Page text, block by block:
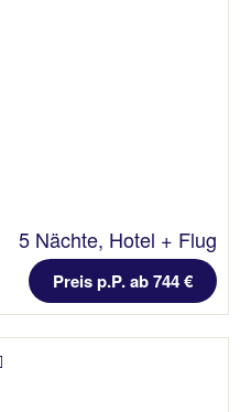
5 Nächte, Hotel + Flug
Preis p.P. ab 744 €